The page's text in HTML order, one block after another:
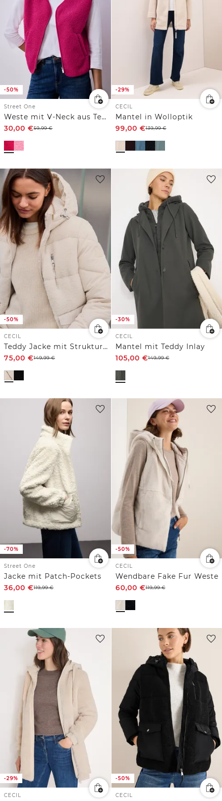
-50%
Street One
Weste mit V-Neck aus Teddy-Material
30,00 €59,99€
-29%
CECIL
Mantel in Wolloptik
99,00 €139,99€
-50%
CECIL
Teddy Jacke mit Strukturmix
75,00 €149,99€
-30%
CECIL
Mantel mit Teddy Inlay
105,00 €149,99€
-70%
Street One
Jacke mit Patch-Pockets
36,00 €119,99€
-50%
CECIL
Wendbare Fake Fur Weste
60,00 €119,99€
-29%
CECIL
-50%
CECIL